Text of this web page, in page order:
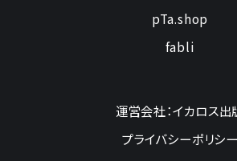
pTa.shop
fabli
運営会社：イカロス出
プライバシーポリシー